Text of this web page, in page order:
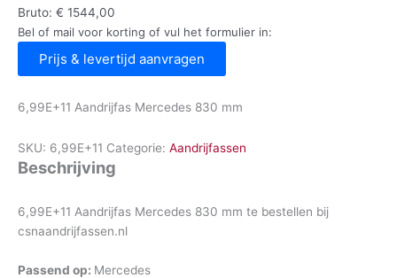
Bruto: € 1544,00
Bel of mail voor korting of vul het formulier in:
Prijs & levertijd aanvragen
6,99E+11 Aandrijfas Mercedes 830 mm
SKU: 6,99E+11 Categorie: Aandrijfassen
Beschrijving
6,99E+11 Aandrijfas Mercedes 830 mm te bestellen bij
csnaandrijfassen.nl
Passend op: Mercedes